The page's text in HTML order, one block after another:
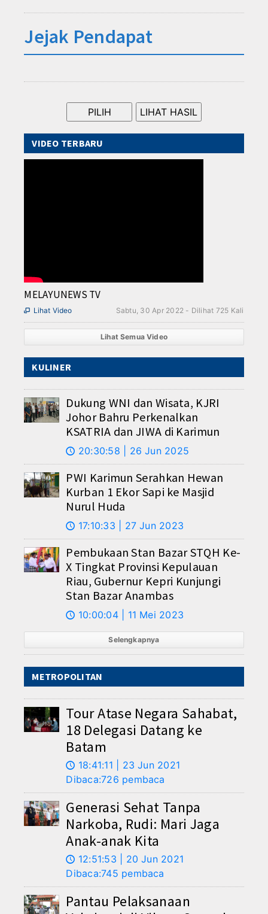
Jejak Pendapat
VIDEO TERBARU
MELAYUNEWS TV
Sabtu, 30 Apr 2022 - Dilihat 725 Kali
 Lihat Video
Lihat Semua Video
KULINER
Dukung WNI dan Wisata, KJRI
Johor Bahru Perkenalkan
KSATRIA dan JIWA di Karimun
🕔 20:30:58 | 26 Jun 2025
PWI Karimun Serahkan Hewan
Kurban 1 Ekor Sapi ke Masjid
Nurul Huda
🕔 17:10:33 | 27 Jun 2023
Pembukaan Stan Bazar STQH Ke-
X Tingkat Provinsi Kepulauan
Riau, Gubernur Kepri Kunjungi
Stan Bazar Anambas
🕔 10:00:04 | 11 Mei 2023
Selengkapnya
METROPOLITAN
Tour Atase Negara Sahabat,
18 Delegasi Datang ke
Batam
🕔 18:41:11 | 23 Jun 2021
Dibaca:726 pembaca
Generasi Sehat Tanpa
Narkoba, Rudi: Mari Jaga
Anak-anak Kita
🕔 12:51:53 | 20 Jun 2021
Dibaca:745 pembaca
Pantau Pelaksanaan